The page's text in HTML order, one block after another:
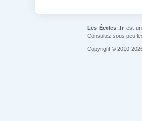
Les Écoles .fr est
Consultez sous peu
Copyright © 2010-